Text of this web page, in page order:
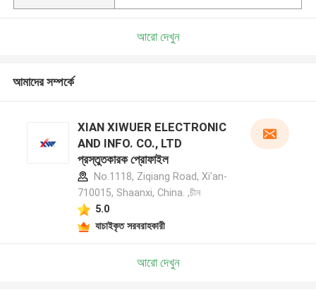
আরো দেখুন
আমাদের সম্পর্কে
XIAN XIWUER ELECTRONIC
AND INFO. CO., LTD
প্রস্তুতকারক প্রোফাইল
No.1118, Ziqiang Road, Xi'an-
710015, Shaanxi, China. ,চীন
5.0
যাচাইকৃত সরবরাহকারী
আরো দেখুন